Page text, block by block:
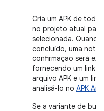
Cria um APK de
no projeto atual para
selecionada.
concluído, uma
confirmação será
fornecendo um link
arquivo APK e um link
analisá-lo no APK
Se a variante de build